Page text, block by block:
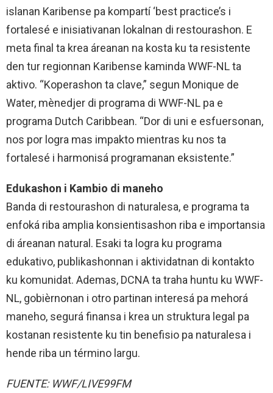
islanan Karibense pa kompartí ‘best practice’s i
fortalesé e inisiativanan lokalnan di restourashon. E
meta final ta krea áreanan na kosta ku ta resistente
den tur regionnan Karibense kaminda WWF-NL ta
aktivo. “Koperashon ta clave,” segun Monique de
Water, mènedjer di programa di WWF-NL pa e
programa Dutch Caribbean. “Dor di uni e esfuersonan,
nos por logra mas impakto mientras ku nos ta
fortalesé i harmonisá programanan eksistente.”
Edukashon i Kambio di maneho
Banda di restourashon di naturalesa, e programa ta
enfoká riba amplia konsientisashon riba e importansia
di áreanan natural. Esaki ta logra ku programa
edukativo, publikashonnan i aktividatnan di kontakto
ku komunidat. Ademas, DCNA ta traha huntu ku WWF-
NL, gobièrnonan i otro partinan interesá pa mehorá
maneho, segurá finansa i krea un struktura legal pa
kostanan resistente ku tin benefisio pa naturalesa i
hende riba un término largu.
FUENTE: WWF/LIVE99FM